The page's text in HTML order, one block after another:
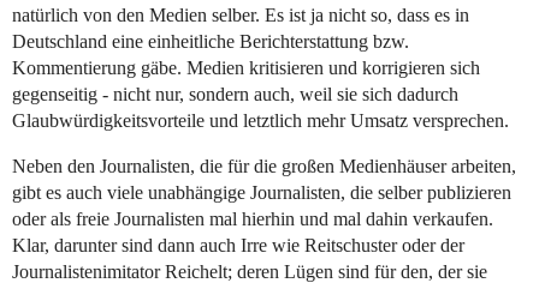
natürlich von den Medien selber. Es ist ja nicht so, dass es in
Deutschland eine einheitliche Berichterstattung bzw.
Kommentierung gäbe. Medien kritisieren und korrigieren sich
gegenseitig - nicht nur, sondern auch, weil sie sich dadurch
Glaubwürdigkeitsvorteile und letztlich mehr Umsatz versprechen.
Neben den Journalisten, die für die großen Medienhäuser arbeiten,
gibt es auch viele unabhängige Journalisten, die selber publizieren
oder als freie Journalisten mal hierhin und mal dahin verkaufen.
Klar, darunter sind dann auch Irre wie Reitschuster oder der
Journalistenimitator Reichelt; deren Lügen sind für den, der sie